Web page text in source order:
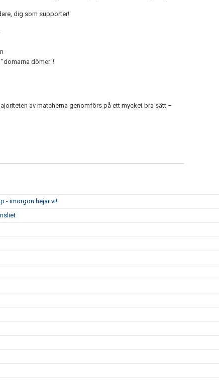
dig som supporter!
dömer"!
av matcherna genomförs på ett mycket bra sätt –
- imorgon hejar vi!